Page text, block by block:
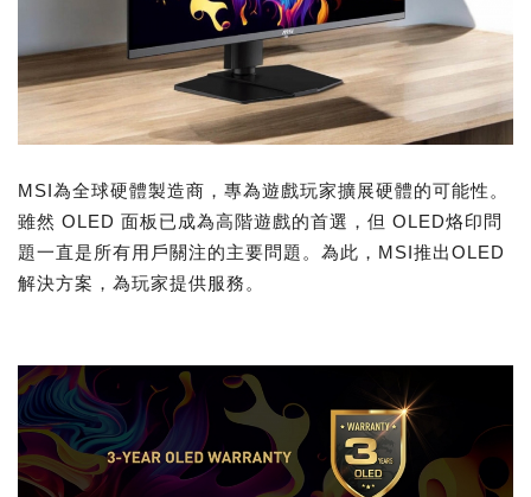
MSI為全球硬體製造商，專為遊戲玩家擴展硬體的可能性。
雖然 OLED 面板已成為高階遊戲的首選，但 OLED烙印問
題一直是所有用戶關注的主要問題。為此，MSI推出OLED
解決方案，為玩家提供服務。